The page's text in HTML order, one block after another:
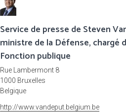
Service de presse de Steven
ministre de la Défense, chargé
Fonction publique
Rue Lambermont 8
1000 Bruxelles
Belgique
http://www.vandeput.belgium.be